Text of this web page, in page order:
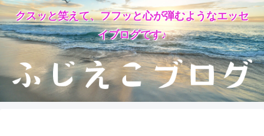
クスッと笑えて、フフッと心が弾むようなエッセ
イブログです♪